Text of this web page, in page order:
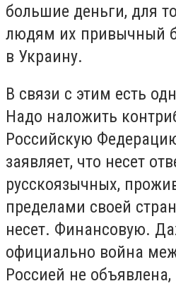
большие деньги, для
людям их привычный
в Украину.
В связи с этим есть
Надо наложить
Российскую
заявляет, что несет
русскоязычных,
пределами своей
несет. Финансовую.
официально война
Россией не